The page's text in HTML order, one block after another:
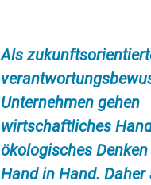
Als
Unternehmen gehen
wirtschaftliches
ökologisches
Hand in Hand. Daher